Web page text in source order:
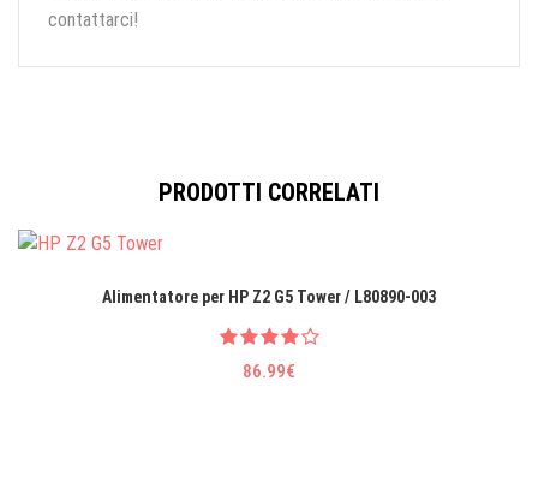
contattarci!
PRODOTTI CORRELATI
Alimentatore per HP Z2 G5 Tower / L80890-003
86.99€